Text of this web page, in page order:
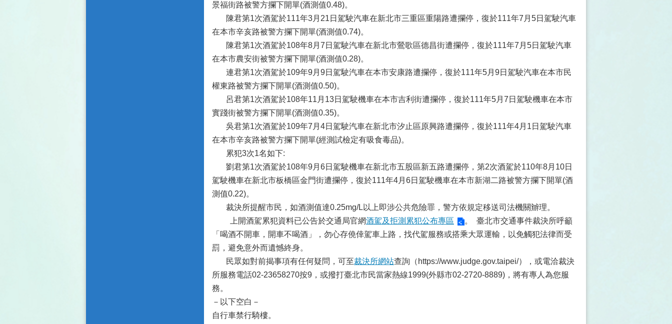
景福街路被警方攔下開單(酒測值0.48)。
陳君第1次酒駕於111年3月21日駕駛汽車在新北市三重區重陽路遭攔停，復於111年7月5日駕駛汽車
在本市辛亥路被警方攔下開單(酒測值0.74)。
陳君第1次酒駕於108年8月7日駕駛汽車在新北市鶯歌區德昌街遭攔停，復於111年7月5日駕駛汽車
在本市農安街被警方攔下開單(酒測值0.28)。
連君第1次酒駕於109年9月9日駕駛汽車在本市安康路遭攔停，復於111年5月9日駕駛汽車在本市民
權東路被警方攔下開單(酒測值0.50)。
呂君第1次酒駕於108年11月13日駕駛機車在本市吉利街遭攔停，復於111年5月7日駕駛機車在本市
實踐街被警方攔下開單(酒測值0.35)。
吳君第1次酒駕於109年7月4日駕駛汽車在新北市汐止區原興路遭攔停，復於111年4月1日駕駛汽車
在本市辛亥路被警方攔下開單(經測試檢定有吸食毒品)。
累犯3次1名如下:
劉君第1次酒駕於108年9月6日駕駛機車在新北市五股區新五路遭攔停，第2次酒駕於110年8月10日
駕駛機車在新北市板橋區金門街遭攔停，復於111年4月6日駕駛機車在本市新湖二路被警方攔下開單(酒
測值0.22)。
裁決所提醒市民，如酒測值達0.25mg/L以上即涉公共危險罪，警方依規定移送司法機關辧理。
上開酒駕累犯資料已公告於交通局官網酒駕及拒測累犯公布專區
。 臺北市交通事件裁決所呼籲
「喝酒不開車，開車不喝酒」，勿心存僥倖駕車上路，找代駕服務或搭乘大眾運輸，以免觸犯法律而受
罰，避免意外而遺憾終身。
民眾如對前揭事項有任何疑問，可至裁決所網站查詢（https://www.judge.gov.taipei/），或電洽裁決
所服務電話02-23658270按9，或撥打臺北市民當家熱線1999(外縣市02-2720-8889)，將有專人為您服
務。
－以下空白－
自行車禁行騎樓。